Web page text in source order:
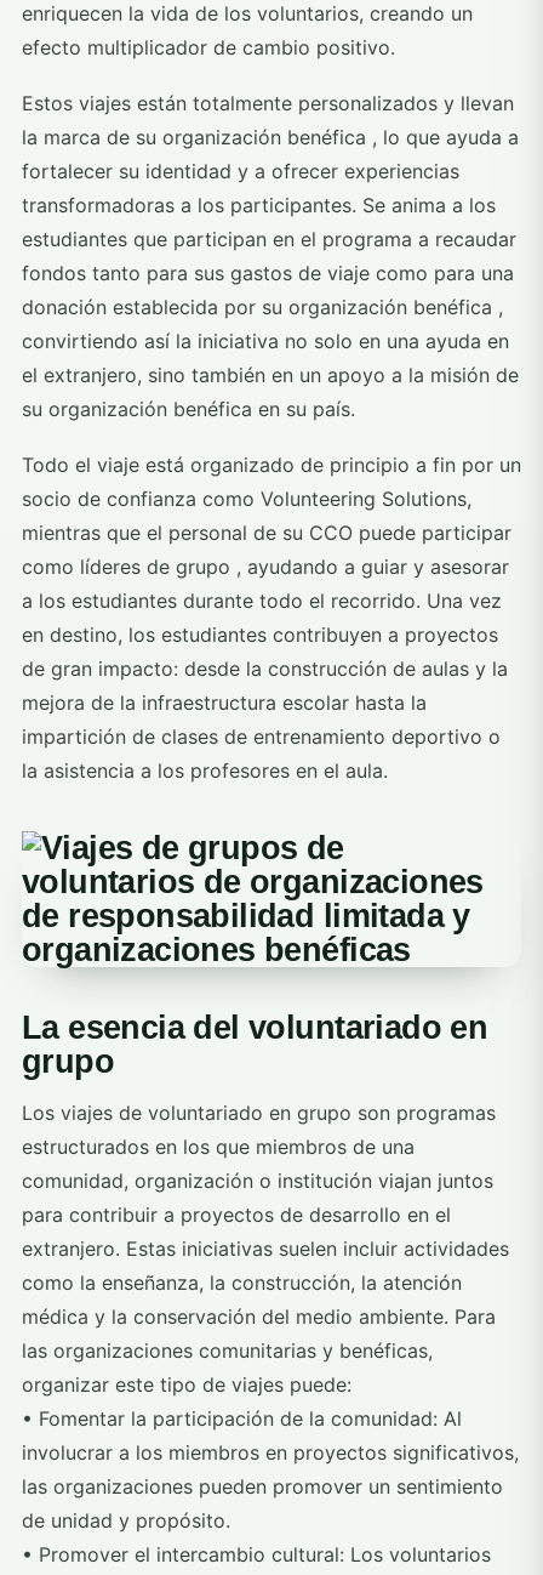
enriquecen la vida de los voluntarios, creando un
efecto multiplicador de cambio positivo.
Estos viajes están totalmente personalizados y llevan
la marca de su organización benéfica , lo que ayuda a
fortalecer su identidad y a ofrecer experiencias
transformadoras a los participantes. Se anima a los
estudiantes que participan en el programa a recaudar
fondos tanto para sus gastos de viaje como para una
donación establecida por su organización benéfica ,
convirtiendo así la iniciativa no solo en una ayuda en
el extranjero, sino también en un apoyo a la misión de
su organización benéfica en su país.
Todo el viaje está organizado de principio a fin por un
socio de confianza como Volunteering Solutions,
mientras que el personal de su CCO puede participar
como líderes de grupo , ayudando a guiar y asesorar
a los estudiantes durante todo el recorrido. Una vez
en destino, los estudiantes contribuyen a proyectos
de gran impacto: desde la construcción de aulas y la
mejora de la infraestructura escolar hasta la
impartición de clases de entrenamiento deportivo o
la asistencia a los profesores en el aula.
La esencia del voluntariado en
grupo
Los viajes de voluntariado en grupo son programas
estructurados en los que miembros de una
comunidad, organización o institución viajan juntos
para contribuir a proyectos de desarrollo en el
extranjero. Estas iniciativas suelen incluir actividades
como la enseñanza, la construcción, la atención
médica y la conservación del medio ambiente. Para
las organizaciones comunitarias y benéficas,
organizar este tipo de viajes puede:
• Fomentar la participación de la comunidad: Al
involucrar a los miembros en proyectos significativos,
las organizaciones pueden promover un sentimiento
de unidad y propósito.
• Promover el intercambio cultural: Los voluntarios